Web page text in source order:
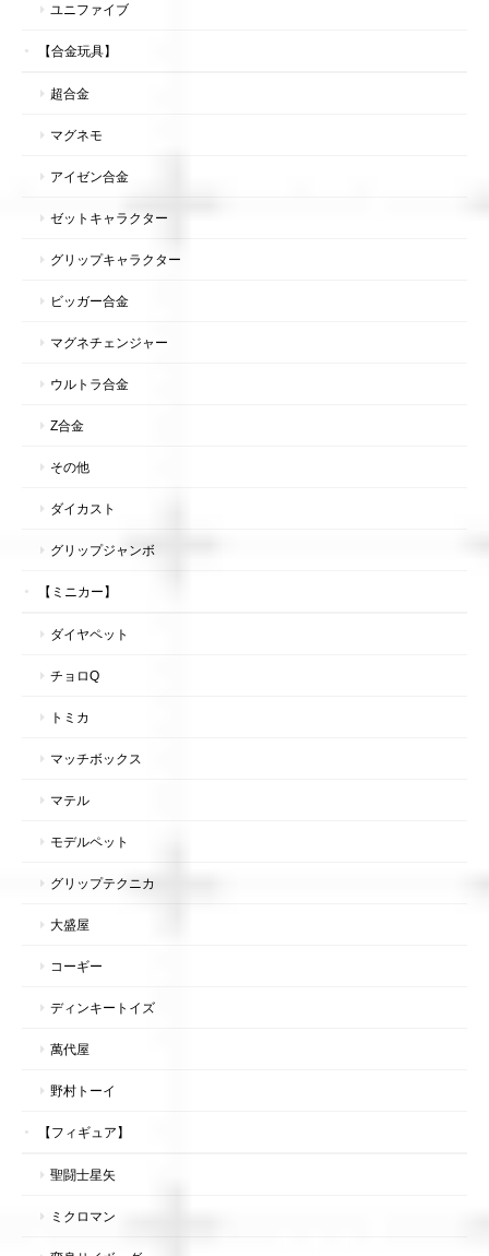
ユニファイブ
【合金玩具】
超合金
マグネモ
アイゼン合金
ゼットキャラクター
グリップキャラクター
ビッガー合金
マグネチェンジャー
ウルトラ合金
Z合金
その他
ダイカスト
グリップジャンボ
【ミニカー】
ダイヤペット
チョロQ
トミカ
マッチボックス
マテル
モデルペット
グリップテクニカ
大盛屋
コーギー
ディンキートイズ
萬代屋
野村トーイ
【フィギュア】
聖闘士星矢
ミクロマン